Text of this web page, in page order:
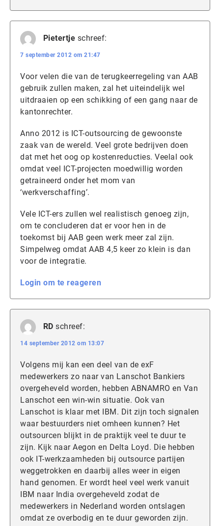
Pietertje schreef:
7 september 2012 om 21:47
Voor velen die van de terugkeerregeling van AAB
gebruik zullen maken, zal het uiteindelijk wel
uitdraaien op een schikking of een gang naar de
kantonrechter.
Anno 2012 is ICT-outsourcing de gewoonste
zaak van de wereld. Veel grote bedrijven doen
dat met het oog op kostenreducties. Veelal ook
omdat veel ICT-projecten moedwillig worden
getraineerd onder het mom van
‘werkverschaffing’.
Vele ICT-ers zullen wel realistisch genoeg zijn,
om te concluderen dat er voor hen in de
toekomst bij AAB geen werk meer zal zijn.
Simpelweg omdat AAB 4,5 keer zo klein is dan
voor de integratie.
Login om te reageren
RD schreef:
14 september 2012 om 13:07
Volgens mij kan een deel van de exF
medewerkers zo naar van Lanschot Bankiers
overgeheveld worden, hebben ABNAMRO en Van
Lanschot een win-win situatie. Ook van
Lanschot is klaar met IBM. Dit zijn toch signalen
waar bestuurders niet omheen kunnen? Het
outsourcen blijkt in de praktijk veel te duur te
zijn. Kijk naar Aegon en Delta Loyd. Die hebben
ook IT-werkzaamheden bij outsource partijen
weggetrokken en daarbij alles weer in eigen
hand genomen. Er wordt heel veel werk vanuit
IBM naar India overgeheveld zodat de
medewerkers in Nederland worden ontslagen
omdat ze overbodig en te duur geworden zijn.